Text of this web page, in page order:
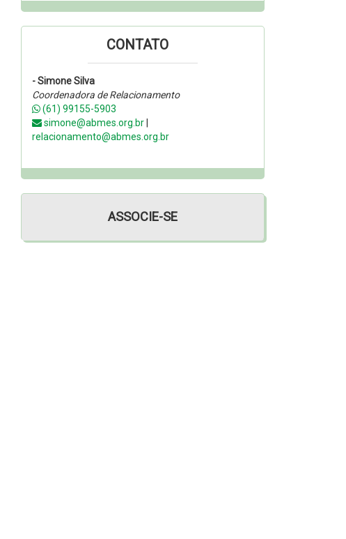
CONTATO
- Simone Silva
Coordenadora de Relacionamento
(61) 99155-5903
simone@abmes.org.br
relacionamento@abmes.org.br
ASSOCIE-SE